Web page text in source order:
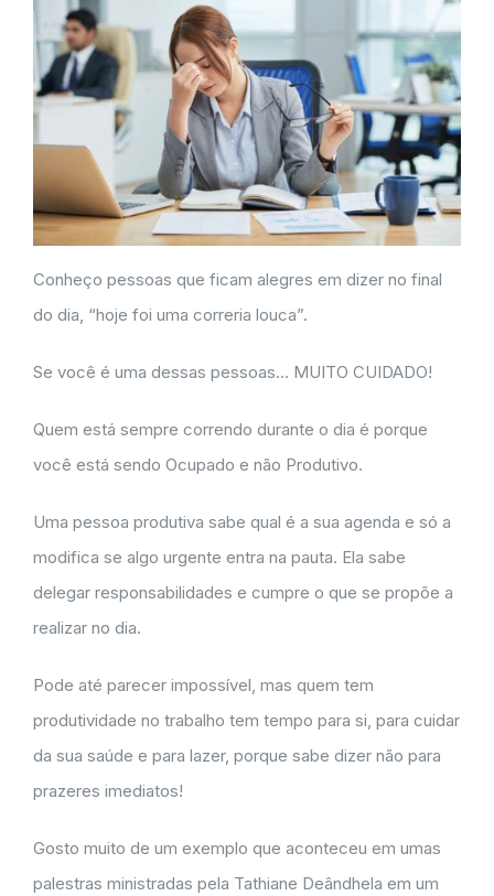
Conheço pessoas que ficam alegres em dizer no final
do dia, “hoje foi uma correria louca”.
Se você é uma dessas pessoas… MUITO CUIDADO!
Quem está sempre correndo durante o dia é porque
você está sendo Ocupado e não Produtivo.
Uma pessoa produtiva sabe qual é a sua agenda e só a
modifica se algo urgente entra na pauta. Ela sabe
delegar responsabilidades e cumpre o que se propõe a
realizar no dia.
Pode até parecer impossível, mas quem tem
produtividade no trabalho tem tempo para si, para cuidar
da sua saúde e para lazer, porque sabe dizer não para
prazeres imediatos!
Gosto muito de um exemplo que aconteceu em umas
palestras ministradas pela Tathiane Deândhela em um